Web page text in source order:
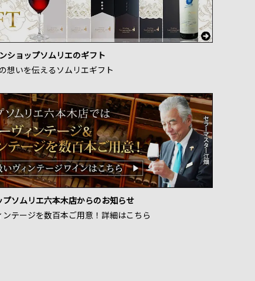
ショップソムリエのギフト
想いを伝えるソムリエギフト
プソムリエ六本木店からのお知らせ
テージを数百本ご用意！詳細はこちら